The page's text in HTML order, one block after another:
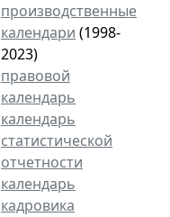
производственные
календари (1998-
2023)
правовой
календарь
календарь
статистической
отчетности
календарь
кадровика